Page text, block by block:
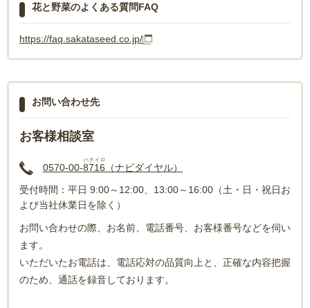
花と野菜のよくある質問FAQ
https://faq.sakataseed.co.jp/
お問い合わせ先
お客様相談室
0570-00-8716
ハナイロ
（ナビダイヤル）
受付時間：平日 9:00～12:00、13:00～16:00（土・日・祝日お
よび当社休業日を除く）
お問い合わせの際、お名前、電話番号、お客様番号などを伺い
ます。
いただいたお電話は、電話応対の品質向上と、正確な内容把握
のため、通話を録音しております。